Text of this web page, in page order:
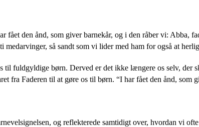
den ånd, som giver barnekår, og i den råber vi: Abba,
så sandt som vi lider med ham for også at
fuldgyldige børn. Derved er det ikke længere os selv, der
fra Faderen til at gøre os til børn. “I har fået den ånd, som
og reflekterede samtidigt over, hvordan vi